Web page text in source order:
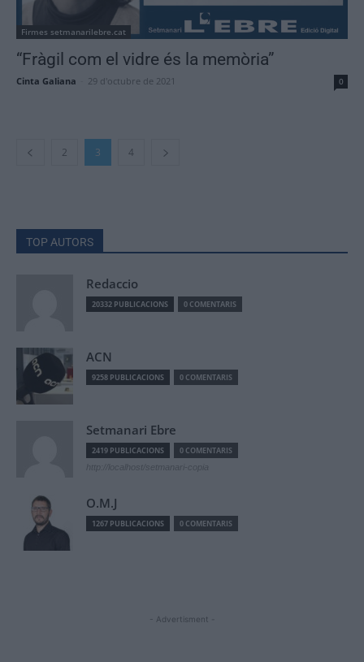
Firmes setmanarilebre.cat
“Fràgil com el vidre és la memòria”
Cinta Galiana 29 d'octubre de 2021 0
2 3 4
TOP AUTORS
Redaccio
20332 PUBLICACIONS 0 COMENTARIS
ACN
9258 PUBLICACIONS 0 COMENTARIS
Setmanari Ebre
2419 PUBLICACIONS 0 COMENTARIS
http://localhost/setmanari-copia
O.M.J
1267 PUBLICACIONS 0 COMENTARIS
- Advertisment -